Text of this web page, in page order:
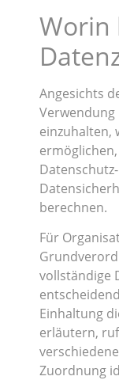
Worin
Angesichts
einzuhalten,
berechnen.
Für
vollständige
Einhaltung
erläutern,
Zuordnung